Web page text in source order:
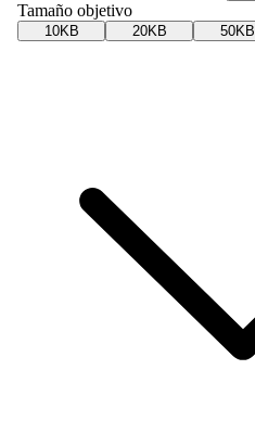
Tamaño objetivo
10KB 20KB 50KB